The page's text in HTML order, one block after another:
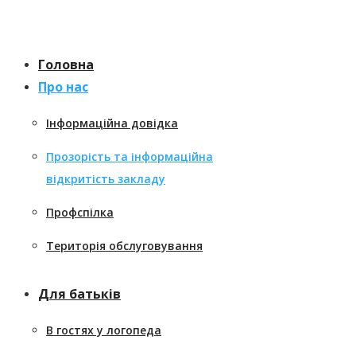
содержанию
Головна
Про нас
Інформаційна довідка
Прозорість та інформаційна
відкритість закладу
Профспілка
Територія обслуговування
Для батьків
В гостях у логопеда